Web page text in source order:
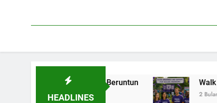
HEADLINES
Walk for Epilepsy: